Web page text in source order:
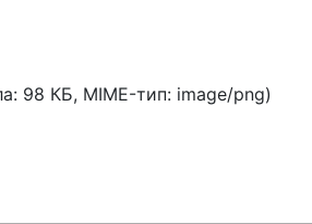
98 КБ, MIME-тип: image/png)